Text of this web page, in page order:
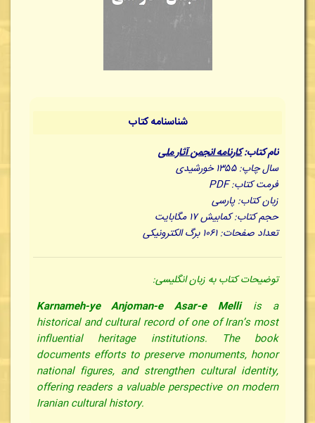
شناسنامه کتاب
نام کتاب:کارنامه انجمن آثار ملی
سال چاپ: ۱۳۵۵ خورشیدی
فرمت کتاب: PDF
زبان کتاب: پارسی
حجم کتاب: کمابیش ۱۷ مگابایت
تعداد صفحات: ۱۰۶۱ برگ الکترونیکی
توضیحات کتاب به زبان انگلیسی:
Karnameh-ye Anjoman-e Asar-e Melliis a
historical and cultural record of one of Iran’s most
influential heritage institutions. The book
documents efforts to preserve monuments, honor
national figures, and strengthen cultural identity,
offering readers a valuable perspective on modern
Iranian cultural history.